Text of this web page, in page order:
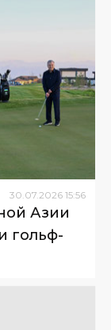
30.07.2026 15:56
Азии
гольф-